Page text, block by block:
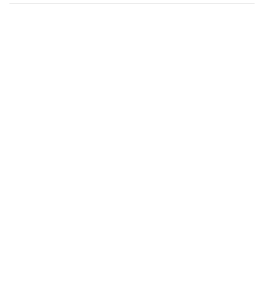
asciutta in tutte le condizioni. Nuova smart protect